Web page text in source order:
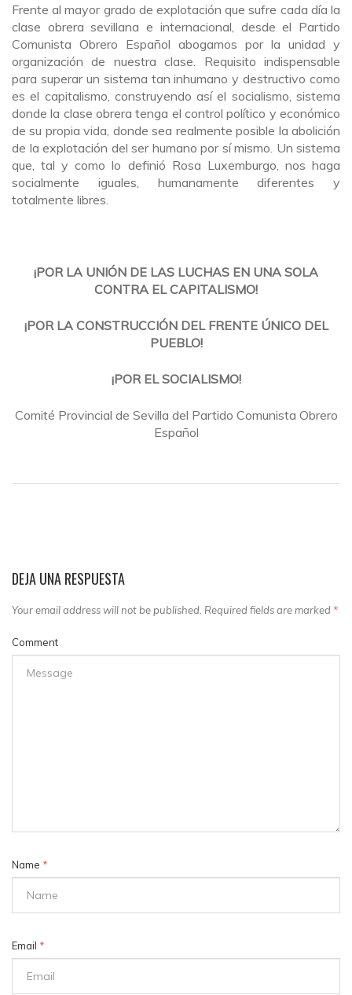
Frente al mayor grado de explotación que sufre cada día la
clase obrera sevillana e internacional, desde el Partido
Comunista Obrero Español abogamos por la unidad y
organización de nuestra clase. Requisito indispensable
para superar un sistema tan inhumano y destructivo como
es el capitalismo, construyendo así el socialismo, sistema
donde la clase obrera tenga el control político y económico
de su propia vida, donde sea realmente posible la abolición
de la explotación del ser humano por sí mismo. Un sistema
que, tal y como lo definió Rosa Luxemburgo, nos haga
socialmente iguales, humanamente diferentes y
totalmente libres.
¡POR LA UNIÓN DE LAS LUCHAS EN UNA SOLA
CONTRA EL CAPITALISMO!
¡POR LA CONSTRUCCIÓN DEL FRENTE ÚNICO DEL
PUEBLO!
¡POR EL SOCIALISMO!
Comité Provincial de Sevilla del Partido Comunista Obrero
Español
DEJA UNA RESPUESTA
Your email address will not be published. Required fields are marked *
Comment
Name *
Email *